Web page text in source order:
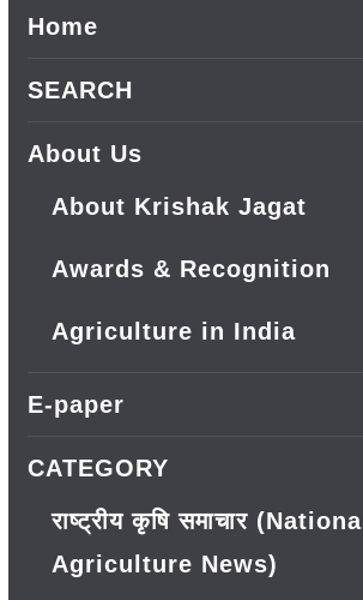
Home
SEARCH
About Us
About Krishak Jagat
Awards & Recognition
Agriculture in India
E-paper
CATEGORY
राष्ट्रीय कृषि समाचार (National
Agriculture News)